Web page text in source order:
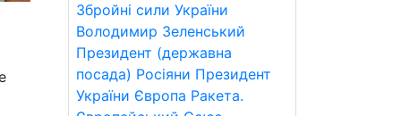
Збройні сили України
Володимир Зеленський
Президент (державна
посада) Росіяни Президент
України Європа Ракета.